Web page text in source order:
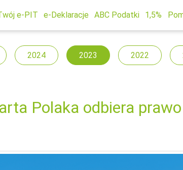
e-PIT e-Deklaracje ABC Podatki 1,5%
2024 2023 2022
Polaka odbiera